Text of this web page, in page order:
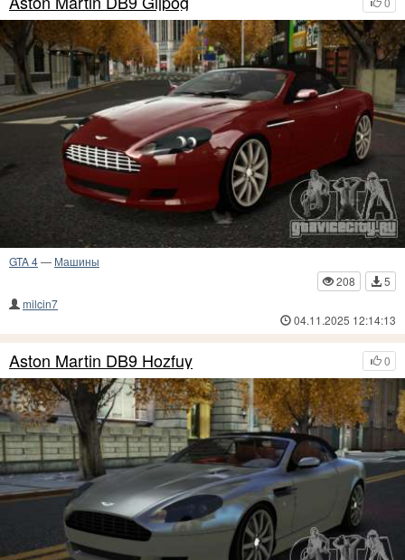
GTA 4— Машины
208
5
milcin7
04.11.2025 12:14:13
0
Aston Martin DB9 Hozfuy